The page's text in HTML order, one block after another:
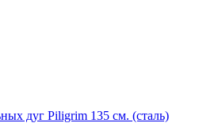
дуг Piligrim 135 см. (сталь)